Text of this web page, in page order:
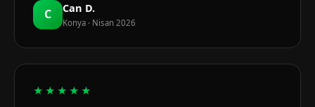
C Can D.
Konya · Nisan 2026
★★★★★